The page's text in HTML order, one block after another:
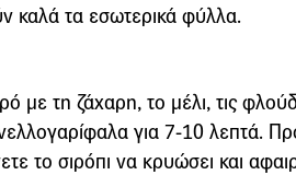
καλά τα εσωτερικά φύλλα.
με τη ζάχαρη, το μέλι, τις
για 7-10 λεπτά.
το σιρόπι να κρυώσει και